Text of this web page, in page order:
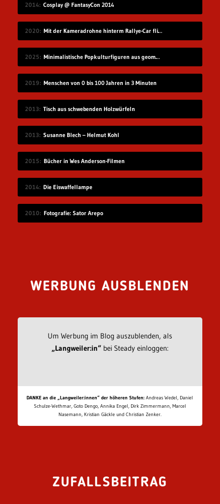
2014 Cosplay @ FantasyCon 2014
2020 Mit der Kameradrohne hinterm Rallye-Car fliegen
2025 Minimalistische Popkulturfiguren aus geometrischen Formen
2019 Menschen von 0 bis 100 Jahren in 3 Minuten
2013 Tisch aus schwebenden Holzwürfeln
2013 Susanne Blech – Helmut Kohl
2015 Bücher in Wes Anderson-Filmen
2014 Die Eiswaffellampe
2010 Fotografie: Sator Arepo
WERBUNG AUSBLENDEN
Um Werbung im Blog auszublenden, als
„Langweiler:in“bei Steady einloggen:
DANKE an die „Langweiler:innen“ der höheren Stufen: Andreas Wedel, Daniel
Schulze-Wethmar, Goto Dengo, Annika Engel, Dirk Zimmermann, Marcel
Nasemann, Kristian Gäckle und Christian Zenker.
ZUFALLSBEITRAG